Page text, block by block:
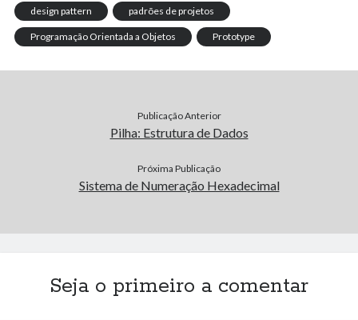
design pattern padrões de projetos
Programação Orientada a Objetos Prototype
Publicação Anterior
Pilha: Estrutura de Dados
Próxima Publicação
Sistema de Numeração Hexadecimal
Seja o primeiro a comentar